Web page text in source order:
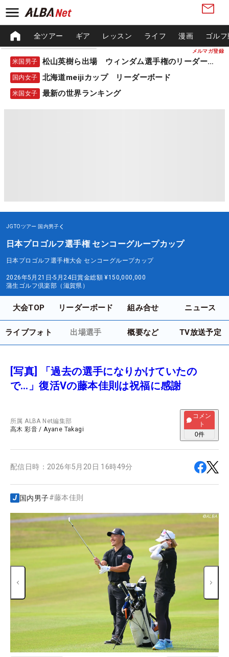
メルマガ登録
全ツアー ギア レッスン ライフ 漫画 ゴル
米国男子 松山英樹ら出場 ウィンダム選手権のリーダーボード
国内女子 北海道meijiカップ リーダーボード
米国女子 最新の世界ランキング
JGTOツアー 国内男子
日本プロゴルフ選手権 センコーグループカップ
日本プロゴルフ選手権大会 センコーグループカップ
2026年5月21日-5月24日賞金総額 ¥150,000,000
蒲生ゴルフ倶楽部（滋賀県）
大会TOP リーダーボード 組み合せ ニュース
ライブフォト 出場選手 概要など TV放送予定
[写真] 「過去の選手になりかけていたの
で…」復活Vの藤本佳則は祝福に感謝
所属ALBA Net編集部
高木 彩音 /Ayane Takagi
コメン
ト
0件
配信日時： 2026年5月20日 16時49分
国内男子#藤本佳則